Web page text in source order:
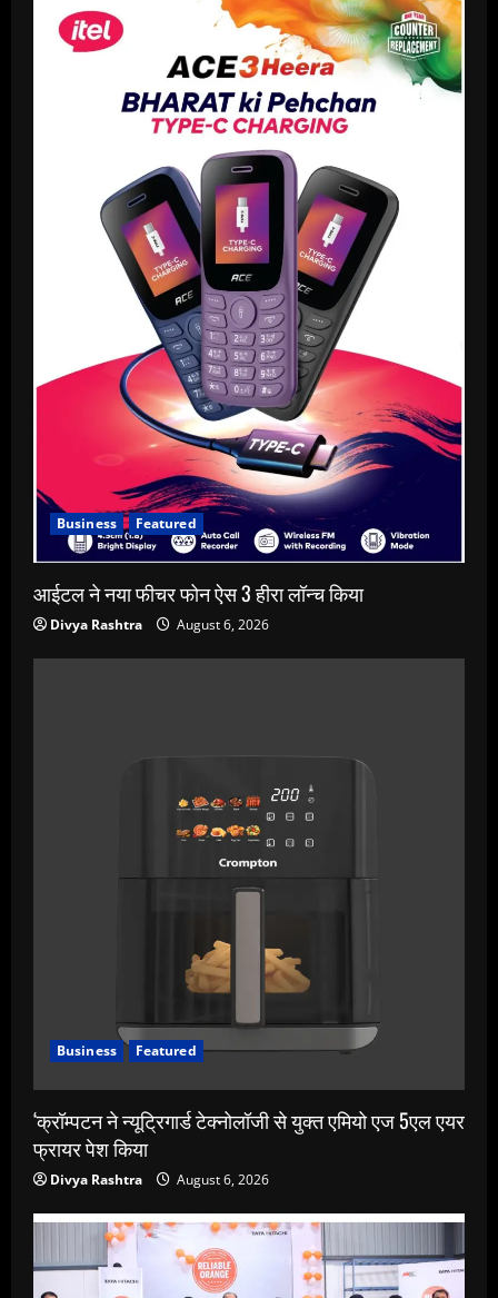
Business Featured
आईटल ने नया फीचर फोन ऐस 3 हीरा लॉन्च किया
Divya Rashtra August 6, 2026
Business Featured
‘क्रॉम्पटन ने न्यूट्रिगार्ड टेक्नोलॉजी से युक्त एमियो एज 5एल एयर
फ्रायर पेश किया
Divya Rashtra August 6, 2026